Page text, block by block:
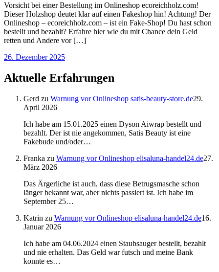
Vorsicht bei einer Bestellung im Onlineshop ecoreichholz.com!
Dieser Holzshop deutet klar auf einen Fakeshop hin! Achtung! Der
Onlineshop – ecoreichholz.com – ist ein Fake-Shop! Du hast schon
bestellt und bezahlt? Erfahre hier wie du mit Chance dein Geld
retten und Andere vor […]
26. Dezember 2025
Aktuelle Erfahrungen
Gerd zu Warnung vor Onlineshop satis-beauty-store.de29.
April 2026
Ich habe am 15.01.2025 einen Dyson Aiwrap bestellt und
bezahlt. Der ist nie angekommen, Satis Beauty ist eine
Fakebude und/oder…
Franka zu Warnung vor Onlineshop elisaluna-handel24.de27.
März 2026
Das Ärgerliche ist auch, dass diese Betrugsmasche schon
länger bekannt war, aber nichts passiert ist. Ich habe im
September 25…
Katrin zu Warnung vor Onlineshop elisaluna-handel24.de16.
Januar 2026
Ich habe am 04.06.2024 einen Staubsauger bestellt, bezahlt
und nie erhalten. Das Geld war futsch und meine Bank
konnte es…